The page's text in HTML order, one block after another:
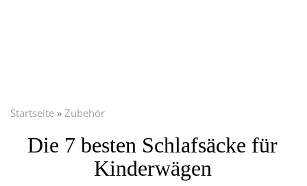
Startseite Zubehör
Die 7 besten Schlafsäcke für
Kinderwägen